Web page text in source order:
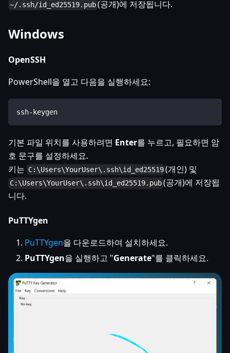
~/.ssh/id_ed25519.pub (공개)에 저장됩니다.
Windows
OpenSSH
PowerShell을 열고 다음을 실행하세요:
ssh-keygen
기본 파일 위치를 사용하려면 Enter를 누르고, 필요하면 암
호 문구를 설정하세요.
키는 C:\Users\YourUser\.ssh\id_ed25519 (개인) 및
C:\Users\YourUser\.ssh\id_ed25519.pub (공개)에 저장됩
니다.
PuTTYgen
PuTTYgen을 다운로드하여 설치하세요.
PuTTYgen을 실행하고 "Generate"를 클릭하세요.